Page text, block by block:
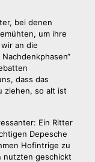
bei denen
um ihre
an die
dass das
ziehen, so alt ist
Ein Ritter
Depesche
Hofintrige zu
nutzten geschickt